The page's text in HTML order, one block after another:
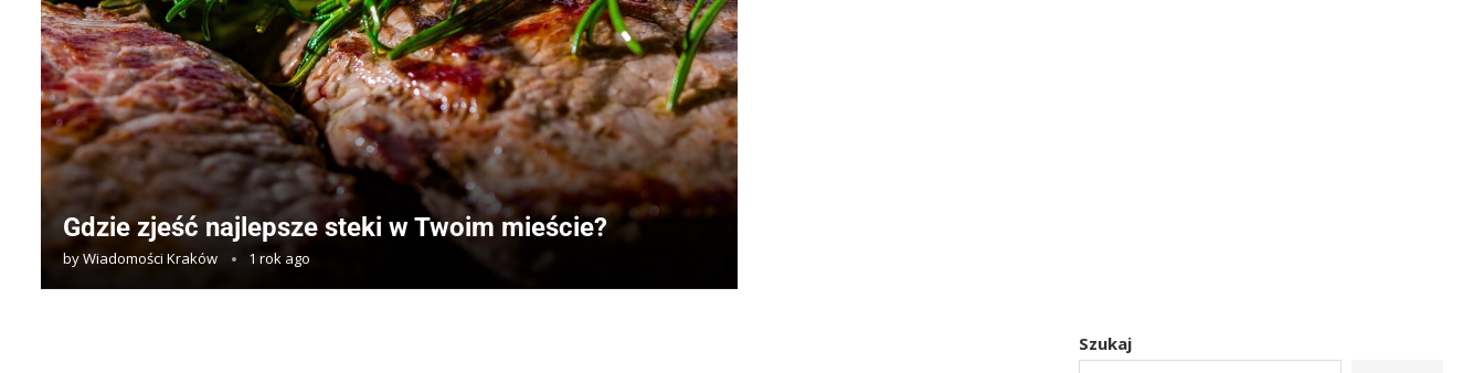
Gdzie zjeść najlepsze steki w Twoim mieście?
byWiadomości Kraków 1 rok ago
Szukaj